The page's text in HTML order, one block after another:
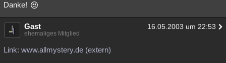
Danke!
Gast 16.05.2003 um 22:53
ehemaliges Mitglied
Link: www.allmystery.de (extern)